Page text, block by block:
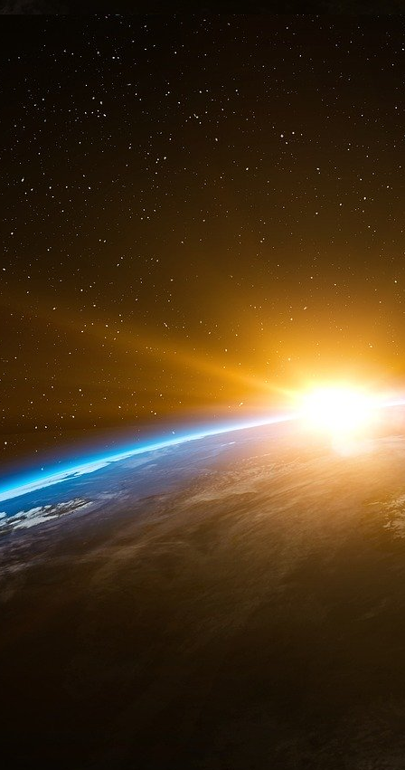
IA prédictive : comment ça marche ?
La précision et les performances des
de la qualité et de la quantité des données
gouvernance des données, le nettoyage
cohérentes des ensembles de données
qui améliore la précision des modèles
La création d’une application d’IA prédictive
pertinentes à partir de diverses sources
manquantes, les données aberrantes ou les
ensuite divisées en jeux d’entraînement et
entraîner le modèle et le jeu de test pour
l’analyse du big data et l’apprentissage
les modèles et les tendances. Plus les
données, meilleures sont les prédictions.
Il est également essentiel que les
éthiques et atténuent les biais dans les
des algorithmes peuvent entraîner des
pratiques éthiques de l’IA protègent contre
la confiance des utilisateurs et des parties
Choix de l’algorithme d’IA prédictive
Une fois les données prêtes, les data
prédictive. Divers algorithmes de machine
décision et les réseaux neuronaux, peuvent